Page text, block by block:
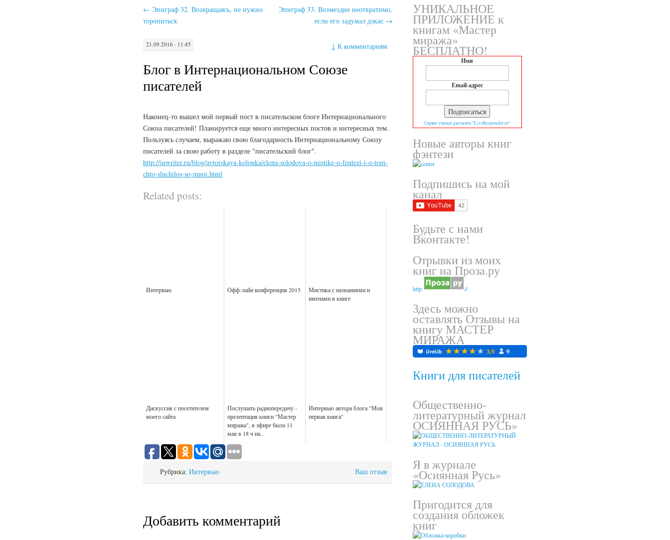
← Эпиграф 32. Возвращаясь, не нужно
торопиться.
Эпиграф 33. Возмездие неотвратимо,
если его задумал дэкас →
21.09.2016 · 11:45 ↓К комментариям
Блог в Интернациональном Союзе
писателей
Наконец-то вышел мой первый пост в писательском блоге Интернационального
Союза писателей! Планируется еще много интересных постов и интересных тем.
Пользуясь случаем, выражаю свою благодарность Интернациональному Союзу
писателей за свою работу в разделе "писательский блог".
http://inwriter.ru/blog/avtorskaya-kolonka/elena-solodova-o-mistike-o-fentezi-i-o-tom-
chto-sluchilos-so-mnoi.html
Related posts:
Интервью Офф-лайн конференция 2015
Мистика с названиями и
именами в книге
Дискуссия с посетителем
моего сайта
Послушать радиопередачу -
презентация книги "Мастер
миража", в эфире была 11
мая в 18 ч на...
Интервью автора блога "Моя
первая книга"
Ваш отзыв
Рубрика: Интервью
Добавить комментарий
УНИКАЛЬНОЕ
ПРИЛОЖЕНИЕ к
книгам «Мастер
миража»
БЕСПЛАТНО!
Имя
Email-адрес
Сервис умных рассылок "LiveResponder.ru"
Новые авторы книг
фэнтези
Подпишись на мой
канал
Будьте с нами
Вконтакте!
Отрывки из моих
книг на Проза.ру
http: //
Здесь можно
оставлять Отзывы на
книгу МАСТЕР
МИРАЖА
Книги для писателей
Общественно-
литературный журнал
ОСИЯННАЯ РУСЬ»
Я в журнале
«Осиянная Русь»
Пригодится для
создания обложек
книг